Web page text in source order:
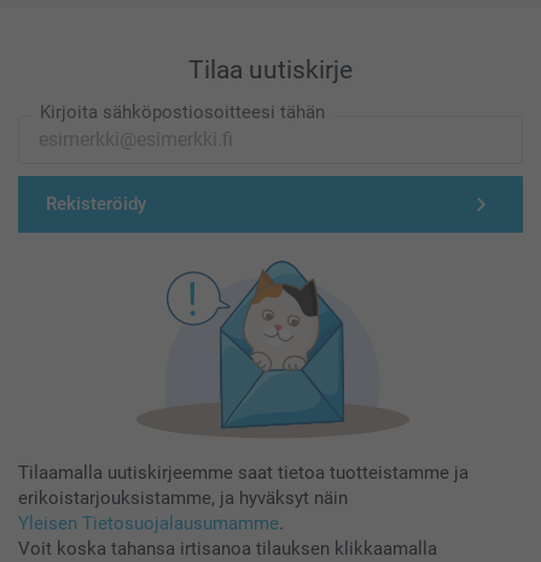
Tilaa uutiskirje
Kirjoita sähköpostiosoitteesi tähän
Rekisteröidy
Tilaamalla uutiskirjeemme saat tietoa tuotteistamme ja
erikoistarjouksistamme, ja hyväksyt näin
Yleisen Tietosuojalausumamme.
Voit koska tahansa irtisanoa tilauksen klikkaamalla